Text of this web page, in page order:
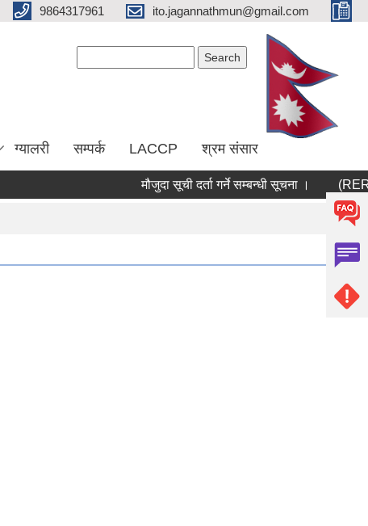
9864317961 ito.jagannathmun@gmail.com
ग्यालरी सम्पर्क LACCP श्रम संसार
मौजुदा सूची दर्ता गर्ने सम्बन्धी सूचना । (RERAS)